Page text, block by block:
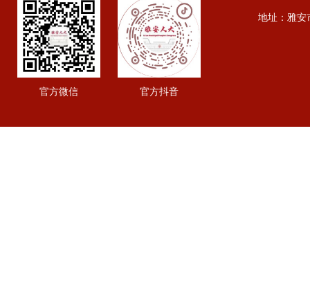
官方微信 官方抖音
地址：雅安